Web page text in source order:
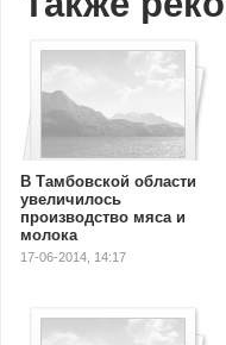
В Тамбовской области
увеличилось
производство мяса и
молока
17-06-2014, 14:17